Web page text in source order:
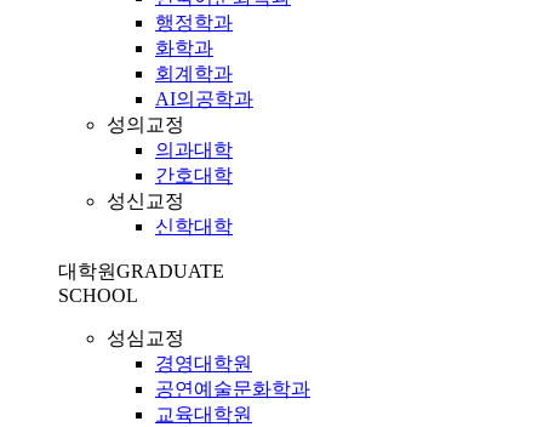
행정학과
화학과
회계학과
AI의공학과
성의교정
의과대학
간호대학
성신교정
신학대학
대학원GRADUATE
SCHOOL
성심교정
경영대학원
공연예술문화학과
교육대학원